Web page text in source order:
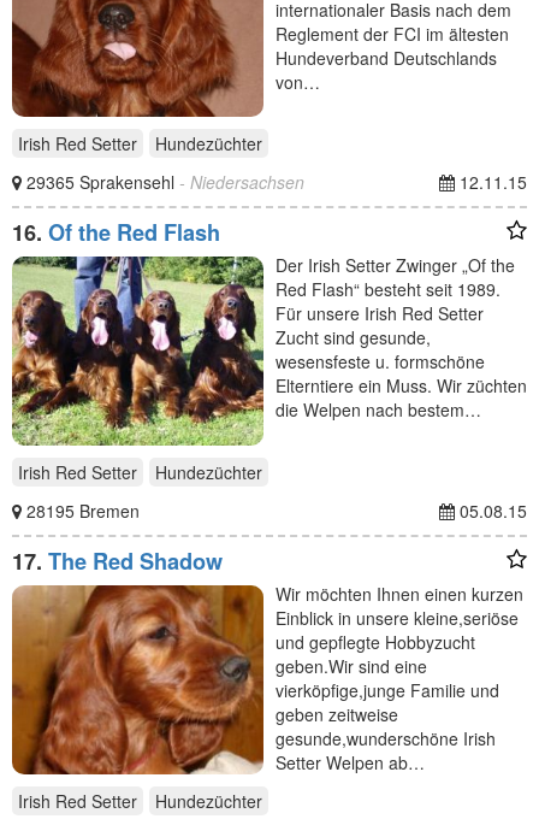
internationaler Basis nach dem
Reglement der FCI im ältesten
Hundeverband Deutschlands
von…
Irish Red Setter
Hundezüchter
29365 Sprakensehl - Niedersachsen 12.11.15
16. Of the Red Flash
Der Irish Setter Zwinger „Of the
Red Flash“ besteht seit 1989.
Für unsere Irish Red Setter
Zucht sind gesunde,
wesensfeste u. formschöne
Elterntiere ein Muss. Wir züchten
die Welpen nach bestem…
Irish Red Setter
Hundezüchter
28195 Bremen
05.08.15
17. The Red Shadow
Wir möchten Ihnen einen kurzen
Einblick in unsere kleine,seriöse
und gepflegte Hobbyzucht
geben.Wir sind eine
vierköpfige,junge Familie und
geben zeitweise
gesunde,wunderschöne Irish
Setter Welpen ab…
Irish Red Setter
Hundezüchter